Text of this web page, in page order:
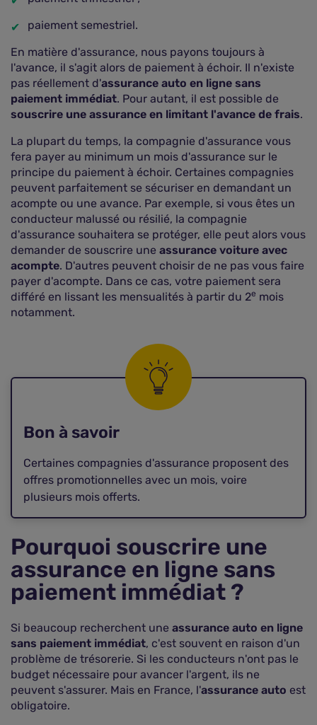
paiement semestriel.
En matière d'assurance, nous payons toujours à
l'avance, il s'agit alors de paiement à échoir. Il n'existe
pas réellement d'assurance auto en ligne sans
paiement immédiat. Pour autant, il est possible de
souscrire une assurance en limitant l'avance de frais.
La plupart du temps, la compagnie d'assurance vous
fera payer au minimum un mois d'assurance sur le
principe du paiement à échoir. Certaines compagnies
peuvent parfaitement se sécuriser en demandant un
acompte ou une avance. Par exemple, si vous êtes un
conducteur malussé ou résilié, la compagnie
d'assurance souhaitera se protéger, elle peut alors vous
demander de souscrire une assurance voiture avec
acompte. D'autres peuvent choisir de ne pas vous faire
payer d'acompte. Dans ce cas, votre paiement sera
différé en lissant les mensualités à partir du 2e mois
notamment.
Bon à savoir
Certaines compagnies d'assurance proposent des
offres promotionnelles avec un mois, voire
plusieurs mois offerts.
Pourquoi souscrire une
assurance en ligne sans
paiement immédiat ?
Si beaucoup recherchent une assurance auto en ligne
sans paiement immédiat, c'est souvent en raison d'un
problème de trésorerie. Si les conducteurs n'ont pas le
budget nécessaire pour avancer l'argent, ils ne
peuvent s'assurer. Mais en France, l'assurance auto est
obligatoire.